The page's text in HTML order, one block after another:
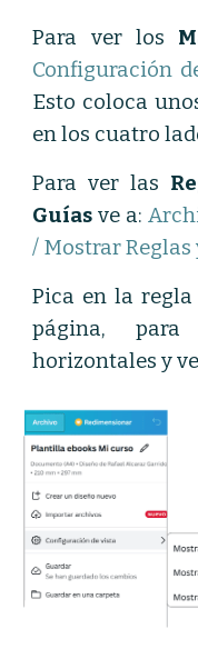
Para ver los
Configuración
Esto coloca
en los cuatro
Para ver las
Guías ve a:
/ Mostrar Reglas
Pica en la
página, para
horizontales y